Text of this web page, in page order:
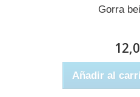
Gorra
Añadir al